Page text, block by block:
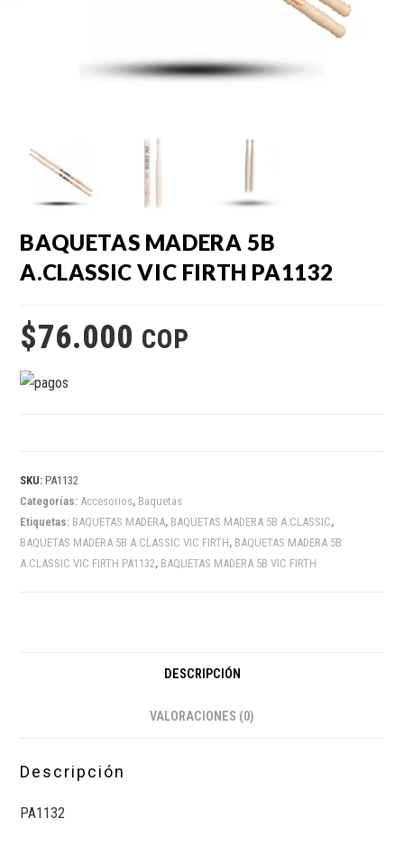
BAQUETAS MADERA 5B
A.CLASSIC VIC FIRTH PA1132
$76.000 COP
SKU:PA1132
Categorías: Accesorios, Baquetas
Etiquetas: BAQUETAS MADERA, BAQUETAS MADERA 5B A.CLASSIC,
BAQUETAS MADERA 5B A.CLASSIC VIC FIRTH, BAQUETAS MADERA 5B
A.CLASSIC VIC FIRTH PA1132, BAQUETAS MADERA 5B VIC FIRTH
DESCRIPCIÓN
VALORACIONES (0)
Descripción
PA1132